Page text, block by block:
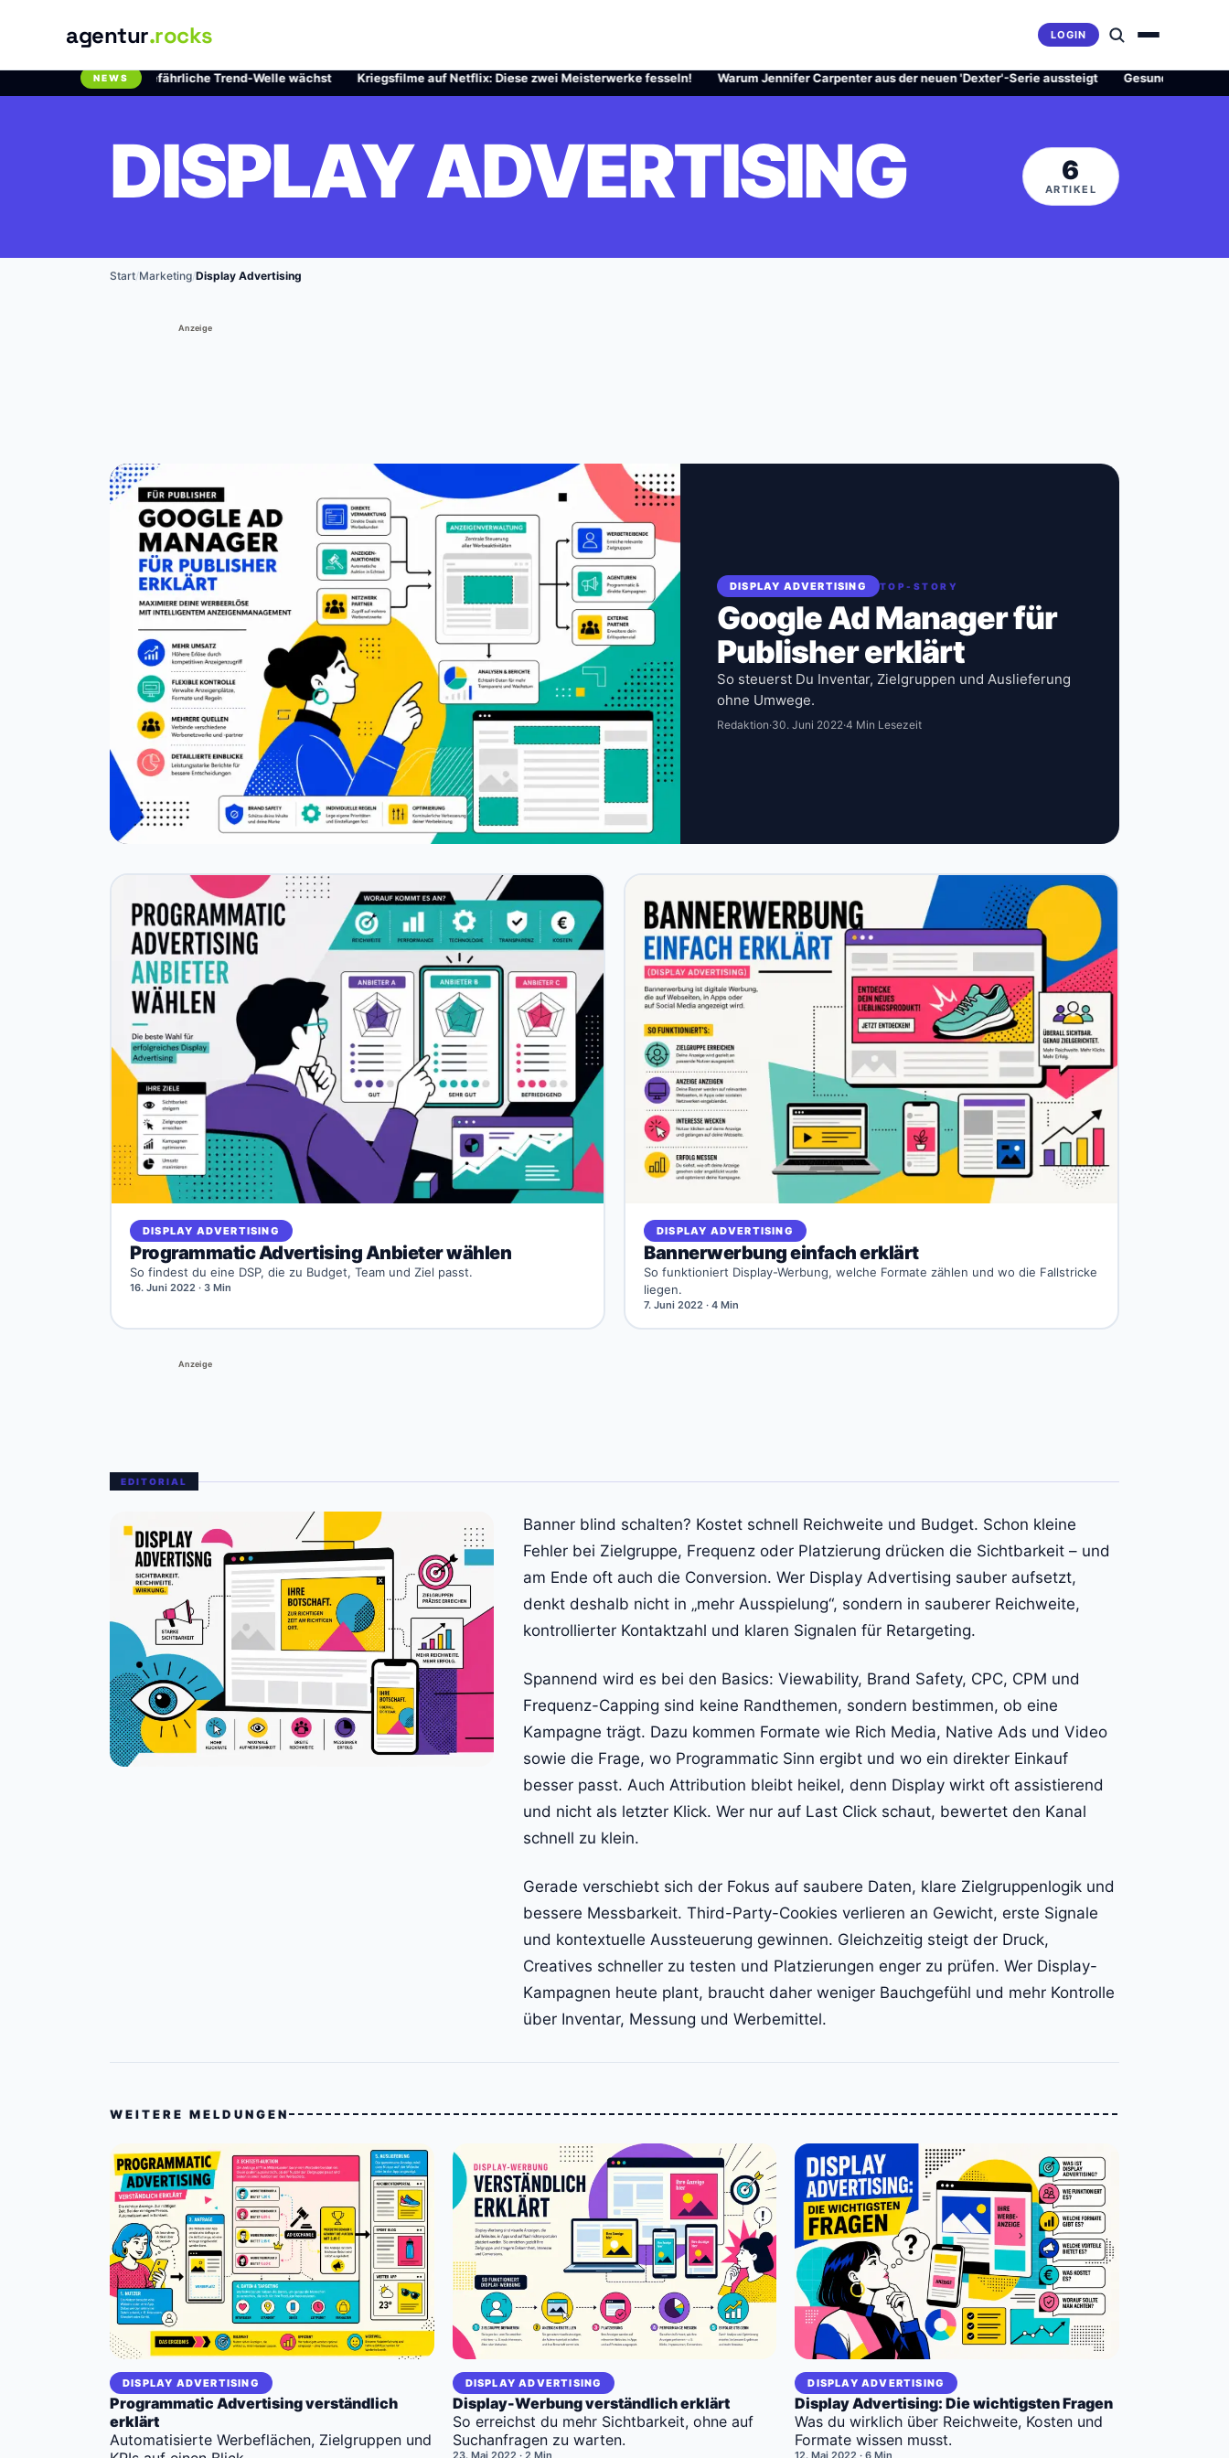
agentur.rocks LOGIN
NEWS
Breaking News Ticker
Chlordioxid: Die gefährliche Trend-Welle wächst· Kriegsfilme auf Netflix: Diese zwei Meisterwerke fesseln!· Warum Jennifer Carpenter aus der neuen 'Dexter'-Serie aussteigt· Gesundheitsrevolution
DISPLAY ADVERTISING 6
ARTIKEL
Start/Marketing/Display Advertising
Anzeige
DISPLAY ADVERTISING TOP-STORY
Google Ad Manager für
Publisher erklärt
So steuerst Du Inventar, Zielgruppen und Auslieferung
ohne Umwege.
Redaktion·30. Juni 2022·4 Min Lesezeit
DISPLAY ADVERTISING
Programmatic Advertising Anbieter wählen
So findest du eine DSP, die zu Budget, Team und Ziel passt.
16. Juni 2022 · 3 Min
DISPLAY ADVERTISING
Bannerwerbung einfach erklärt
So funktioniert Display-Werbung, welche Formate zählen und wo die Fallstricke
liegen.
7. Juni 2022 · 4 Min
Anzeige
Banner blind schalten? Kostet schnell Reichweite und Budget. Schon kleine
Fehler bei Zielgruppe, Frequenz oder Platzierung drücken die Sichtbarkeit – und
am Ende oft auch die Conversion. Wer Display Advertising sauber aufsetzt,
denkt deshalb nicht in „mehr Ausspielung“, sondern in sauberer Reichweite,
kontrollierter Kontaktzahl und klaren Signalen für Retargeting.
Spannend wird es bei den Basics: Viewability, Brand Safety, CPC, CPM und
Frequenz-Capping sind keine Randthemen, sondern bestimmen, ob eine
Kampagne trägt. Dazu kommen Formate wie Rich Media, Native Ads und Video
sowie die Frage, wo Programmatic Sinn ergibt und wo ein direkter Einkauf
besser passt. Auch Attribution bleibt heikel, denn Display wirkt oft assistierend
und nicht als letzter Klick. Wer nur auf Last Click schaut, bewertet den Kanal
schnell zu klein.
Gerade verschiebt sich der Fokus auf saubere Daten, klare Zielgruppenlogik und
bessere Messbarkeit. Third-Party-Cookies verlieren an Gewicht, erste Signale
und kontextuelle Aussteuerung gewinnen. Gleichzeitig steigt der Druck,
Creatives schneller zu testen und Platzierungen enger zu prüfen. Wer Display-
Kampagnen heute plant, braucht daher weniger Bauchgefühl und mehr Kontrolle
über Inventar, Messung und Werbemittel.
WEITERE MELDUNGEN
DISPLAY ADVERTISING
Programmatic Advertising verständlich
erklärt
Automatisierte Werbeflächen, Zielgruppen und
DISPLAY ADVERTISING
Display-Werbung verständlich erklärt
So erreichst du mehr Sichtbarkeit, ohne auf
Suchanfragen zu warten.
DISPLAY ADVERTISING
Display Advertising: Die wichtigsten Fragen
Was du wirklich über Reichweite, Kosten und
Formate wissen musst.